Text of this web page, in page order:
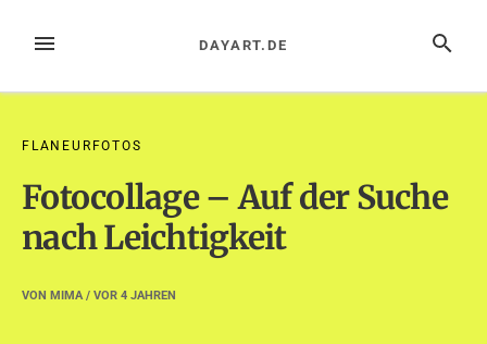
InhaltMENÜ SUCHE
DAYART.DE
FLANEURFOTOS
Fotocollage – Auf der Suche
nach Leichtigkeit
VON MIMA/ VOR 4 JAHREN